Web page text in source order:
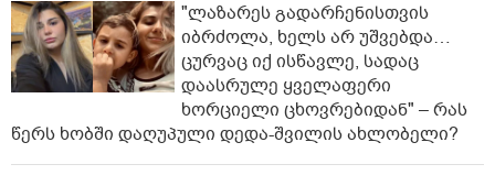
"ლაზარეს გადარჩენისთვის
იბრძოლა, ხელს არ უშვებდა…
ცურვაც იქ ისწავლე, სადაც
დაასრულე ყველაფერი
ხორციელი ცხოვრებიდან" – რას
წერს ხობში დაღუპული დედა-შვილის ახლობელი?